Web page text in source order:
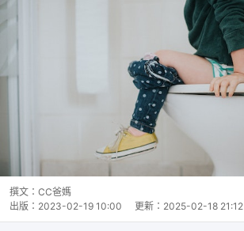
撰文： CC爸媽
出版： 2023-02-19 10:00 更新： 2025-02-18 21:12